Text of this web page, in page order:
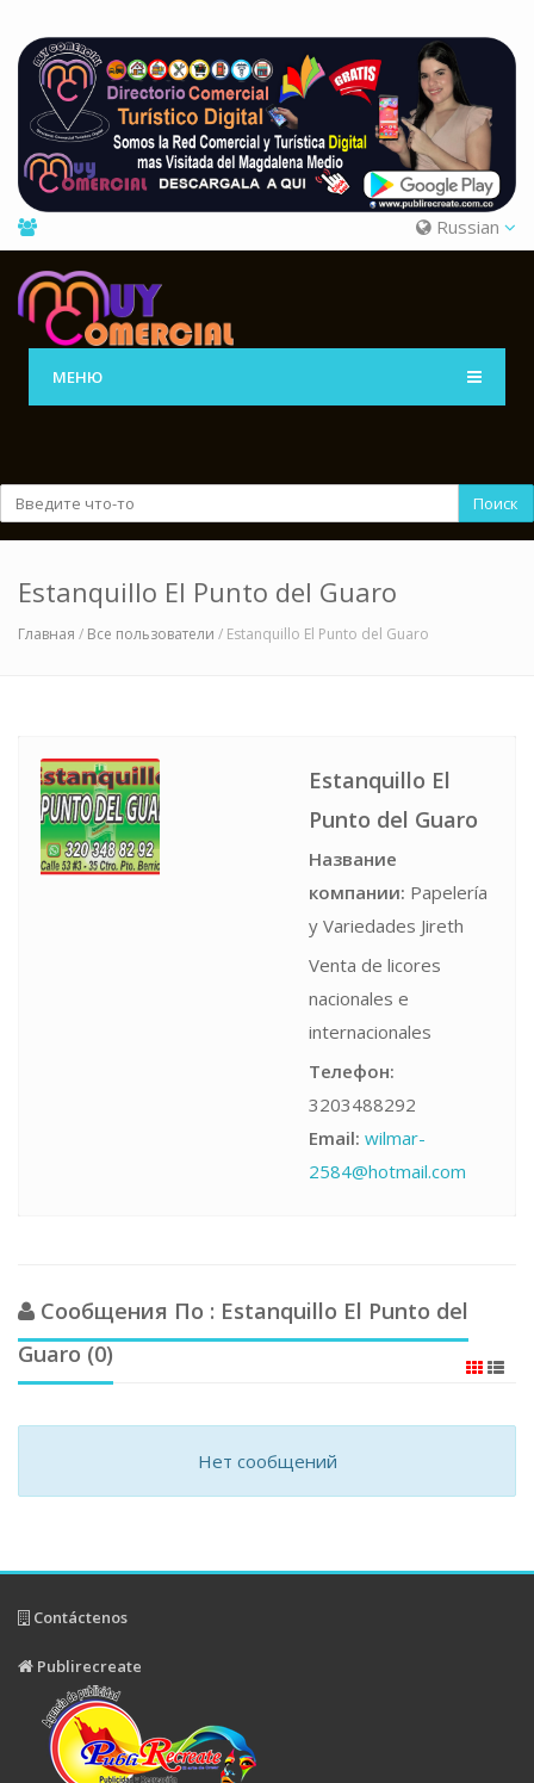
Russian
МЕНЮ
Поиск
Estanquillo El Punto del Guaro
Главная / Все пользователи / Estanquillo El Punto del Guaro
Estanquillo El
Punto del Guaro
Название
компании: Papelería
y Variedades Jireth
Venta de licores
nacionales e
internacionales
Телефон:
3203488292
Email: wilmar-
2584@hotmail.com
Сообщения По : Estanquillo El Punto del
Guaro (0)
Нет сообщений
Contáctenos
Publirecreate